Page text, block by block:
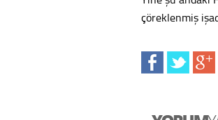
çöreklenmiş